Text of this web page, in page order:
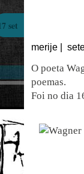
set
merije |
O poeta
poemas.
Foi no dia